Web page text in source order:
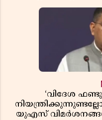
‘വിദേശ
യുഎസ്